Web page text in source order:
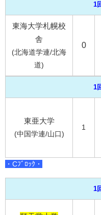
1
東海大学札幌校
舎
(北海道学連/北海
道)
0
1
東亜大学
(中国学連/山口)
1
・Cﾌﾞﾛｯｸ・
1